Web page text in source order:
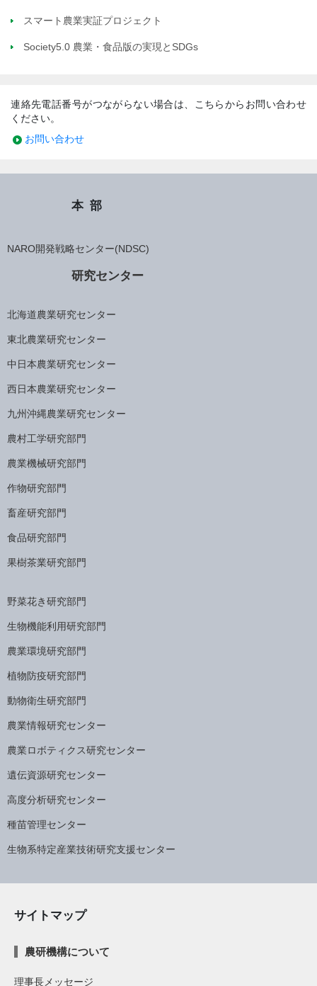
スマート農業実証プロジェクト
Society5.0 農業・食品版の実現とSDGs
連絡先電話番号がつながらない場合は、こちらからお問い合わせ
ください。
お問い合わせ
本部
NARO開発戦略センター(NDSC)
研究センター
北海道農業研究センター
東北農業研究センター
中日本農業研究センター
西日本農業研究センター
九州沖縄農業研究センター
農村工学研究部門
農業機械研究部門
作物研究部門
畜産研究部門
食品研究部門
果樹茶業研究部門
野菜花き研究部門
生物機能利用研究部門
農業環境研究部門
植物防疫研究部門
動物衛生研究部門
農業情報研究センター
農業ロボティクス研究センター
遺伝資源研究センター
高度分析研究センター
種苗管理センター
生物系特定産業技術研究支援センター
サイトマップ
農研機構について
理事長メッセージ